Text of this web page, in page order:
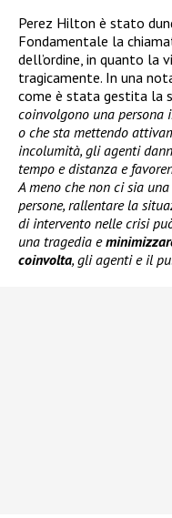
Perez Hilton è stato
Fondamentale la
dell’ordine, in quanto la
tragicamente. In una
come è stata gestita la
coinvolgono una persona
o che sta mettendo
incolumità, gli agenti
tempo e distanza e
A meno che non ci sia
persone, rallentare la
di intervento nelle crisi
una tragedia e
coinvolta, gli agenti e il